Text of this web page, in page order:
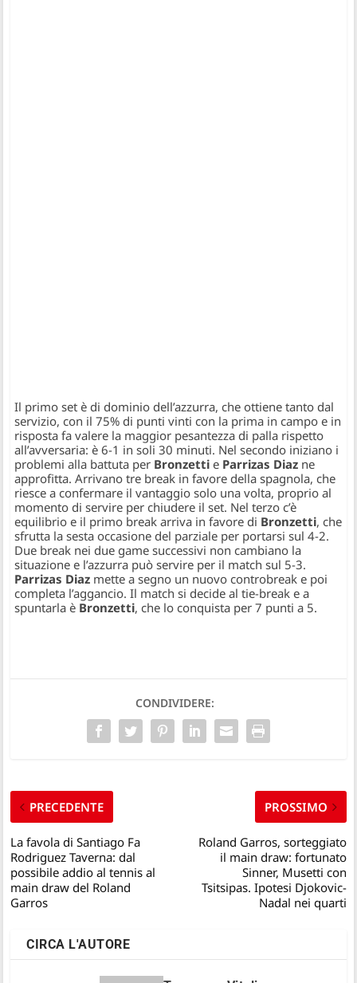
Il primo set è di dominio dell’azzurra, che ottiene tanto dal
servizio, con il 75% di punti vinti con la prima in campo e in
risposta fa valere la maggior pesantezza di palla rispetto
all’avversaria: è 6-1 in soli 30 minuti. Nel secondo iniziano i
problemi alla battuta per Bronzettie Parrizas Diaz ne
approfitta. Arrivano tre break in favore della spagnola, che
riesce a confermare il vantaggio solo una volta, proprio al
momento di servire per chiudere il set. Nel terzo c’è
equilibrio e il primo break arriva in favore di Bronzetti, che
sfrutta la sesta occasione del parziale per portarsi sul 4-2.
Due break nei due game successivi non cambiano la
situazione e l’azzurra può servire per il match sul 5-3.
Parrizas Diaz mette a segno un nuovo controbreak e poi
completa l’aggancio. Il match si decide al tie-break e a
spuntarla è Bronzetti, che lo conquista per 7 punti a 5.
CONDIVIDERE:
PRECEDENTE
La favola di Santiago Fa
Rodriguez Taverna: dal
possibile addio al tennis al
main draw del Roland
Garros
PROSSIMO
Roland Garros, sorteggiato
il main draw: fortunato
Sinner, Musetti con
Tsitsipas. Ipotesi Djokovic-
Nadal nei quarti
CIRCA L'AUTORE